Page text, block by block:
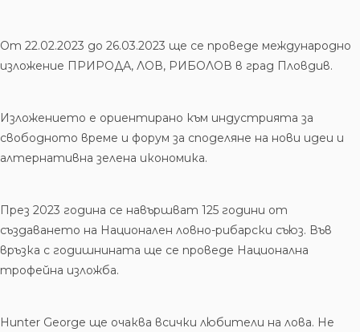
От 22.02.2023 до 26.03.2023 ще се проведе международно
изложение ПРИРОДА, ЛОВ, РИБОЛОВ в град Пловдив.
Изложението е ориентирано към индустрията за
свободното време и форум за споделяне на нови идеи и
алтернативна зелена икономика.
През 2023 година се навършват 125 години от
създаването на Национален ловно-рибарски съюз. Във
връзка с годишнината ще се проведе Национална
трофейна изложба.
Hunter George ще очаква всички любители на лова. Не